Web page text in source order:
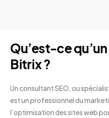
Qu’est-ce
Bitrix ?
Un consultant SEO, ou
est un professionnel du
l’optimisation des sites web